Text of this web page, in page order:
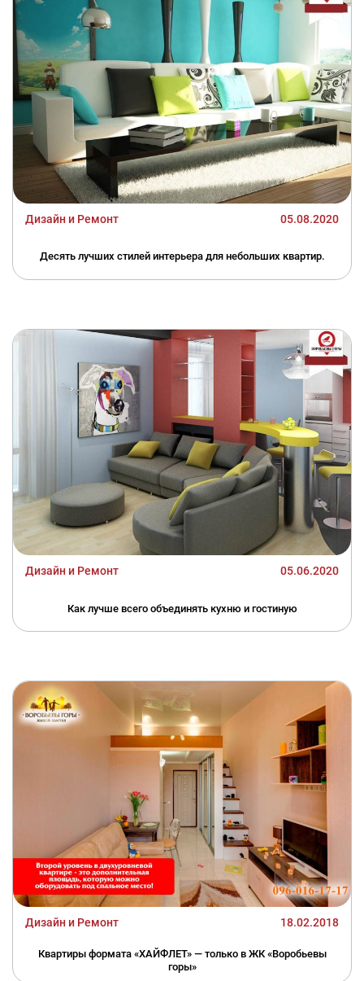
Дизайн и Ремонт 05.08.2020
Десять лучших стилей интерьера для небольших квартир.
Дизайн и Ремонт 05.06.2020
Как лучше всего объединять кухню и гостиную
Дизайн и Ремонт 18.02.2018
Квартиры формата «ХАЙФЛЕТ» — только в ЖК «Воробьевы
горы»